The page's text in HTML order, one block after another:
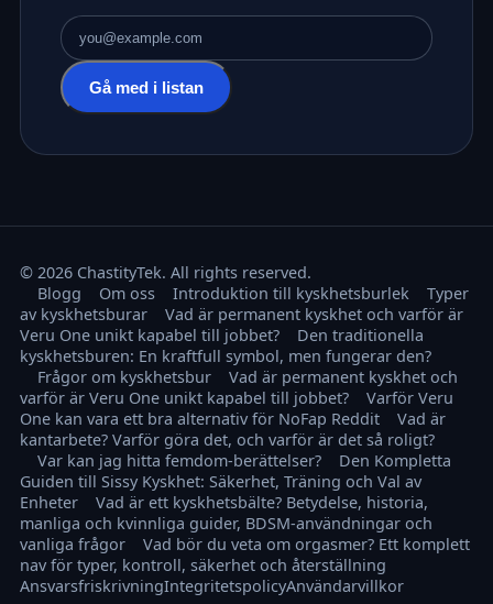
E-postadress
Gå med i listan
© 2026 ChastityTek. All rights reserved.
Blogg
Om oss Introduktion till kyskhetsburlek
Typer
av kyskhetsburar
Vad är permanent kyskhet och varför är
Veru One unikt kapabel till jobbet?
Den traditionella
kyskhetsburen: En kraftfull symbol, men fungerar den?
Frågor om kyskhetsbur
Vad är permanent kyskhet och
varför är Veru One unikt kapabel till jobbet?
Varför Veru
One kan vara ett bra alternativ för NoFap Reddit
Vad är
kantarbete? Varför göra det, och varför är det så roligt?
Var kan jag hitta femdom-berättelser?
Den Kompletta
Guiden till Sissy Kyskhet: Säkerhet, Träning och Val av
Enheter
Vad är ett kyskhetsbälte? Betydelse, historia,
manliga och kvinnliga guider, BDSM-användningar och
vanliga frågor
Vad bör du veta om orgasmer? Ett komplett
nav för typer, kontroll, säkerhet och återställning
AnsvarsfriskrivningIntegritetspolicyAnvändarvillkor